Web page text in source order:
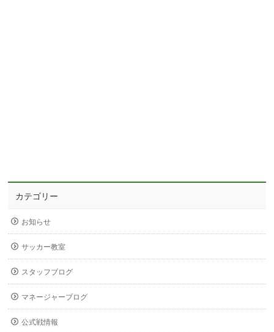
カテゴリー
お知らせ
サッカー教室
スタッフブログ
マネージャーブログ
公式戦情報